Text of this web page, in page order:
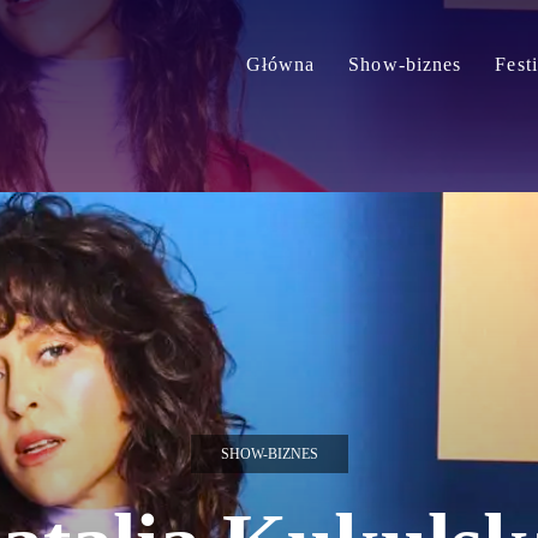
Główna Show-biznes
SHOW-BIZNES